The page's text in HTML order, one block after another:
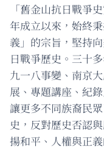
「舊金山抗日戰爭
年成立以來，始終
義」的宗旨，堅持
日戰爭歷史。三十
九一八事變、南京
展、專題講座、紀
讓更多不同族裔民
史，反對歷史否認
揚和平、人權與正